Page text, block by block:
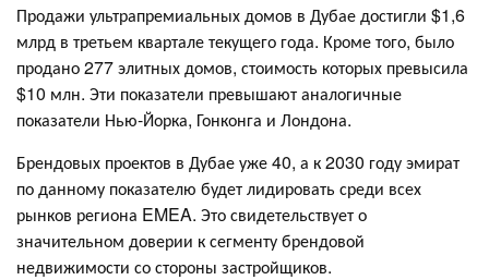
Продажи ультрапремиальных домов в Дубае достигли $1,6
млрд в третьем квартале текущего года. Кроме того, было
продано 277 элитных домов, стоимость которых превысила
$10 млн. Эти показатели превышают аналогичные
показатели Нью-Йорка, Гонконга и Лондона.
Брендовых проектов в Дубае уже 40, а к 2030 году эмират
по данному показателю будет лидировать среди всех
рынков региона EMEA. Это свидетельствует о
значительном доверии к сегменту брендовой
недвижимости со стороны застройщиков.